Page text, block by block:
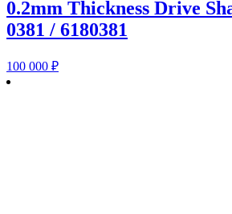
0.2mm Thickness Drive
0381 / 6180381
100 000 ₽